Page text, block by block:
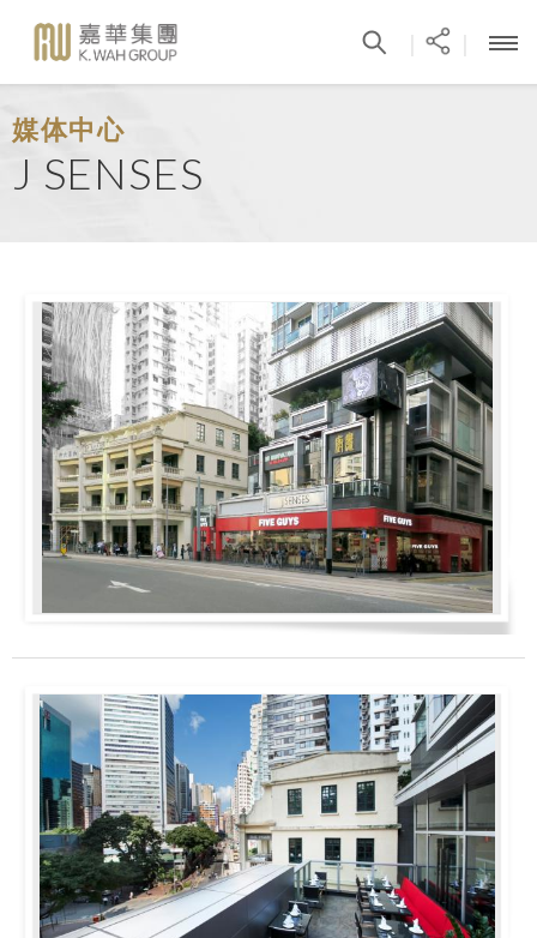
媒体中心
J SENSES